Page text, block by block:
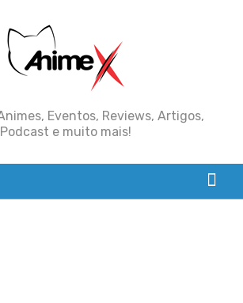
Eventos, Reviews, Artigos,
Podcast e muito mais!